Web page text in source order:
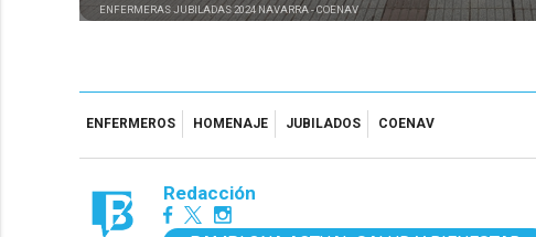
ENFERMERAS JUBILADAS 2024 NAVARRA -COENAV
ENFERMEROS HOMENAJE JUBILADOS COENAV
Redacción